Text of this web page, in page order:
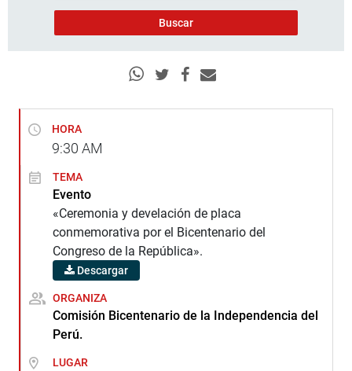
HORA
9:30 AM
TEMA
Evento
«Ceremonia y develación de placa
conmemorativa por el Bicentenario del
Congreso de la República».
Descargar
ORGANIZA
Comisión Bicentenario de la Independencia del
Perú.
LUGAR